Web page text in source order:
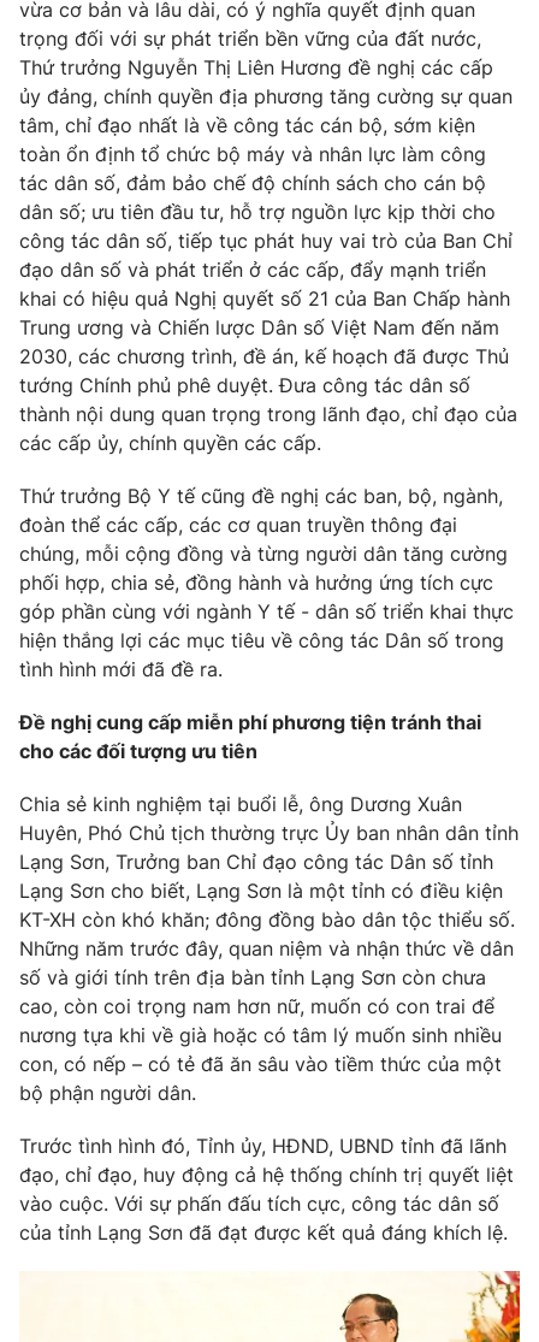
vừa cơ bản và lâu dài, có ý nghĩa quyết định quan
trọng đối với sự phát triển bền vững của đất nước,
Thứ trưởng Nguyễn Thị Liên Hương đề nghị các cấp
ủy đảng, chính quyền địa phương tăng cường sự quan
tâm, chỉ đạo nhất là về công tác cán bộ, sớm kiện
toàn ổn định tổ chức bộ máy và nhân lực làm công
tác dân số, đảm bảo chế độ chính sách cho cán bộ
dân số; ưu tiên đầu tư, hỗ trợ nguồn lực kịp thời cho
công tác dân số, tiếp tục phát huy vai trò của Ban Chỉ
đạo dân số và phát triển ở các cấp, đẩy mạnh triển
khai có hiệu quả Nghị quyết số 21 của Ban Chấp hành
Trung ương và Chiến lược Dân số Việt Nam đến năm
2030, các chương trình, đề án, kế hoạch đã được Thủ
tướng Chính phủ phê duyệt. Đưa công tác dân số
thành nội dung quan trọng trong lãnh đạo, chỉ đạo của
các cấp ủy, chính quyền các cấp.
Thứ trưởng Bộ Y tế cũng đề nghị các ban, bộ, ngành,
đoàn thể các cấp, các cơ quan truyền thông đại
chúng, mỗi cộng đồng và từng người dân tăng cường
phối hợp, chia sẻ, đồng hành và hưởng ứng tích cực
góp phần cùng với ngành Y tế - dân số triển khai thực
hiện thắng lợi các mục tiêu về công tác Dân số trong
tình hình mới đã đề ra.
Đề nghị cung cấp miễn phí phương tiện tránh thai
cho các đối tượng ưu tiên
Chia sẻ kinh nghiệm tại buổi lễ, ông Dương Xuân
Huyên, Phó Chủ tịch thường trực Ủy ban nhân dân tỉnh
Lạng Sơn, Trưởng ban Chỉ đạo công tác Dân số tỉnh
Lạng Sơn cho biết, Lạng Sơn là một tỉnh có điều kiện
KT-XH còn khó khăn; đông đồng bào dân tộc thiểu số.
Những năm trước đây, quan niệm và nhận thức về dân
số và giới tính trên địa bàn tỉnh Lạng Sơn còn chưa
cao, còn coi trọng nam hơn nữ, muốn có con trai để
nương tựa khi về già hoặc có tâm lý muốn sinh nhiều
con, có nếp – có tẻ đã ăn sâu vào tiềm thức của một
bộ phận người dân.
Trước tình hình đó, Tỉnh ủy, HĐND, UBND tỉnh đã lãnh
đạo, chỉ đạo, huy động cả hệ thống chính trị quyết liệt
vào cuộc. Với sự phấn đấu tích cực, công tác dân số
của tỉnh Lạng Sơn đã đạt được kết quả đáng khích lệ.